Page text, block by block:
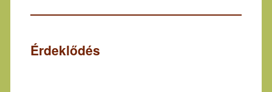
Érdeklődés